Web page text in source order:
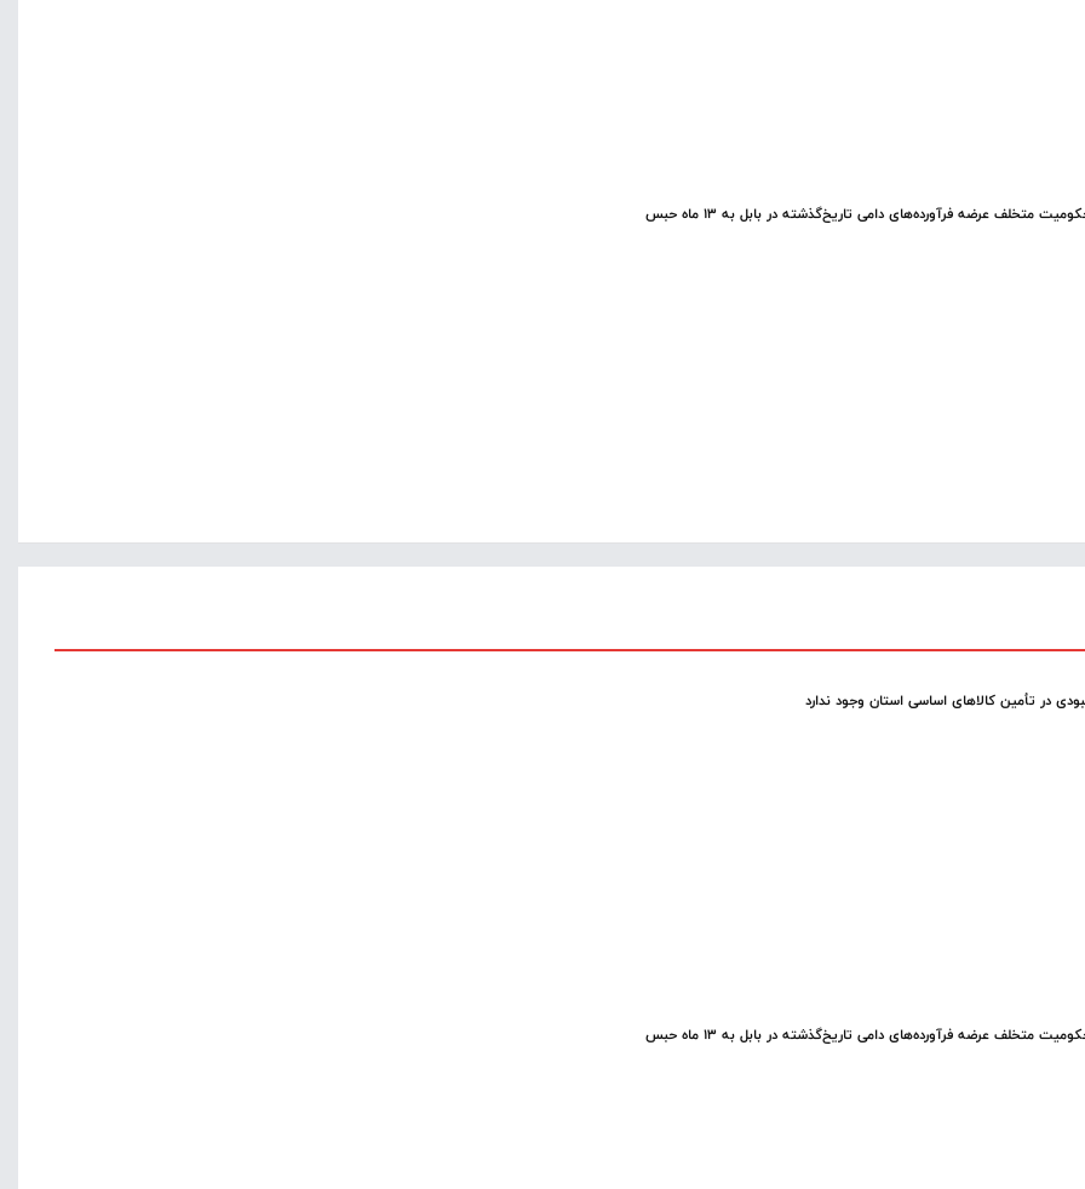
متخلف عرضه فرآورده‌های دامی تاریخ‌گذشته در بابل به ۱۳ ماه حبس
در تأمین کالاهای اساسی استان وجود ندارد
متخلف عرضه فرآورده‌های دامی تاریخ‌گذشته در بابل به ۱۳ ماه حبس